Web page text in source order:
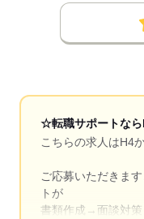
☆転職サポートな
こちらの求人はH4
ご応募いただきま
トが
書類作成→面談対